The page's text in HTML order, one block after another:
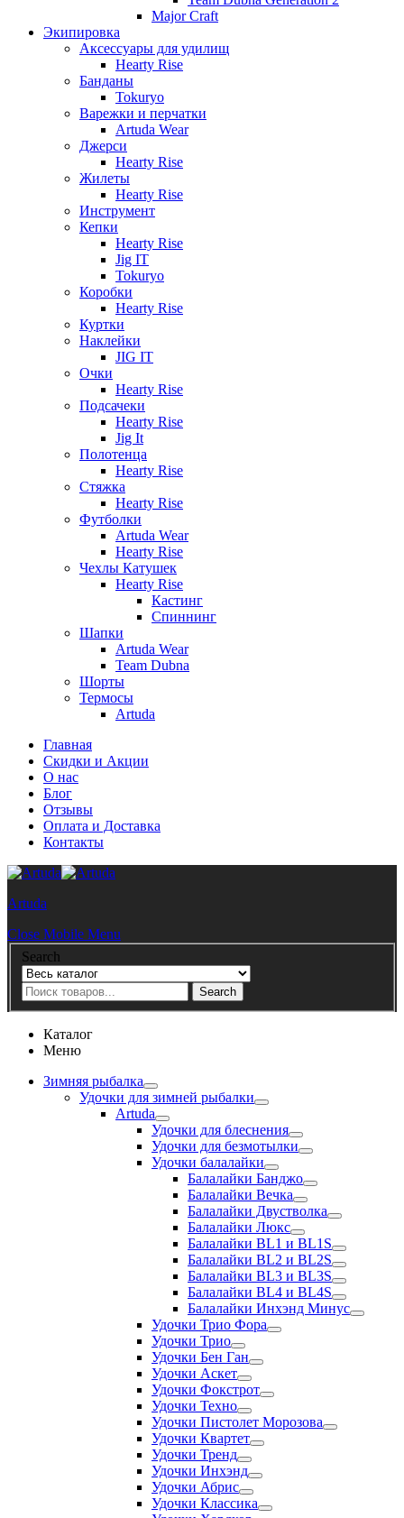
Major Craft
Экипировка
Аксессуары для удилищ
Hearty Rise
Банданы
Tokuryo
Варежки и перчатки
Artuda Wear
Джерси
Hearty Rise
Жилеты
Hearty Rise
Инструмент
Кепки
Hearty Rise
Jig IT
Tokuryo
Коробки
Hearty Rise
Куртки
Наклейки
JIG IT
Очки
Hearty Rise
Подсачеки
Hearty Rise
Jig It
Полотенца
Hearty Rise
Стяжка
Hearty Rise
Футболки
Artuda Wear
Hearty Rise
Чехлы Катушек
Hearty Rise
Кастинг
Спиннинг
Шапки
Artuda Wear
Team Dubna
Шорты
Термосы
Artuda
Главная
Скидки и Акции
О нас
Блог
Отзывы
Оплата и Доставка
Контакты
Artuda
Close Mobile Menu
Search
Search
Каталог
Меню
Зимняя рыбалка
Удочки для зимней рыбалки
Artuda
Удочки для блеснения
Удочки для безмотылки
Удочки балалайки
Балалайки Банджо
Балалайки Вечка
Балалайки Двустволка
Балалайки Люкс
Балалайки BL1 и BL1S
Балалайки BL2 и BL2S
Балалайки BL3 и BL3S
Балалайки BL4 и BL4S
Балалайки Инхэнд Минус
Удочки Трио Фора
Удочки Трио
Удочки Бен Ган
Удочки Аскет
Удочки Фокстрот
Удочки Техно
Удочки Пистолет Морозова
Удочки Квартет
Удочки Тренд
Удочки Инхэнд
Удочки Абрис
Удочки Классика